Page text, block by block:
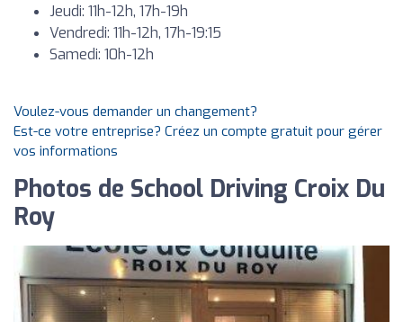
Jeudi: 11h-12h, 17h-19h
Vendredi: 11h-12h, 17h-19:15
Samedi: 10h-12h
Voulez-vous demander un changement?
Est-ce votre entreprise? Créez un compte gratuit pour gérer
vos informations
Photos de School Driving Croix Du
Roy